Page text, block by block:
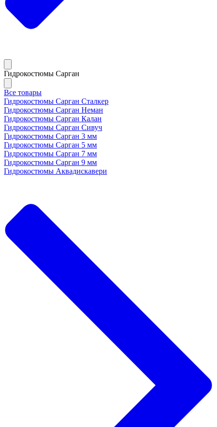
Гидрокостюмы Сарган
Все товары
Гидрокостюмы Сарган Сталкер
Гидрокостюмы Сарган Неман
Гидрокостюмы Сарган Калан
Гидрокостюмы Сарган Сивуч
Гидрокостюмы Сарган 3 мм
Гидрокостюмы Сарган 5 мм
Гидрокостюмы Сарган 7 мм
Гидрокостюмы Сарган 9 мм
Гидрокостюмы Аквадискавери